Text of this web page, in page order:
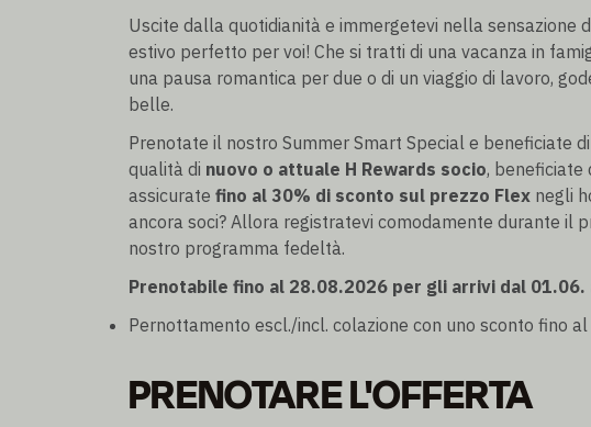
Uscite dalla quotidianità e immergetevi nella sensazione
estivo perfetto per voi! Che si tratti di una vacanza in
una pausa romantica per due o di un viaggio di lavoro,
belle.
Prenotate il nostro Summer Smart Special e beneficiate di
qualità di nuovo o attuale H Rewards socio, beneficiate
assicurate fino al 30% di sconto sul prezzo Flex negli
ancora soci? Allora registratevi comodamente durante il
nostro programma fedeltà.
Prenotabile fino al 28.08.2026 per gli arrivi dal 01.06.
Pernottamento escl./incl. colazione con uno sconto fino al
PRENOTARE L'OFFERTA